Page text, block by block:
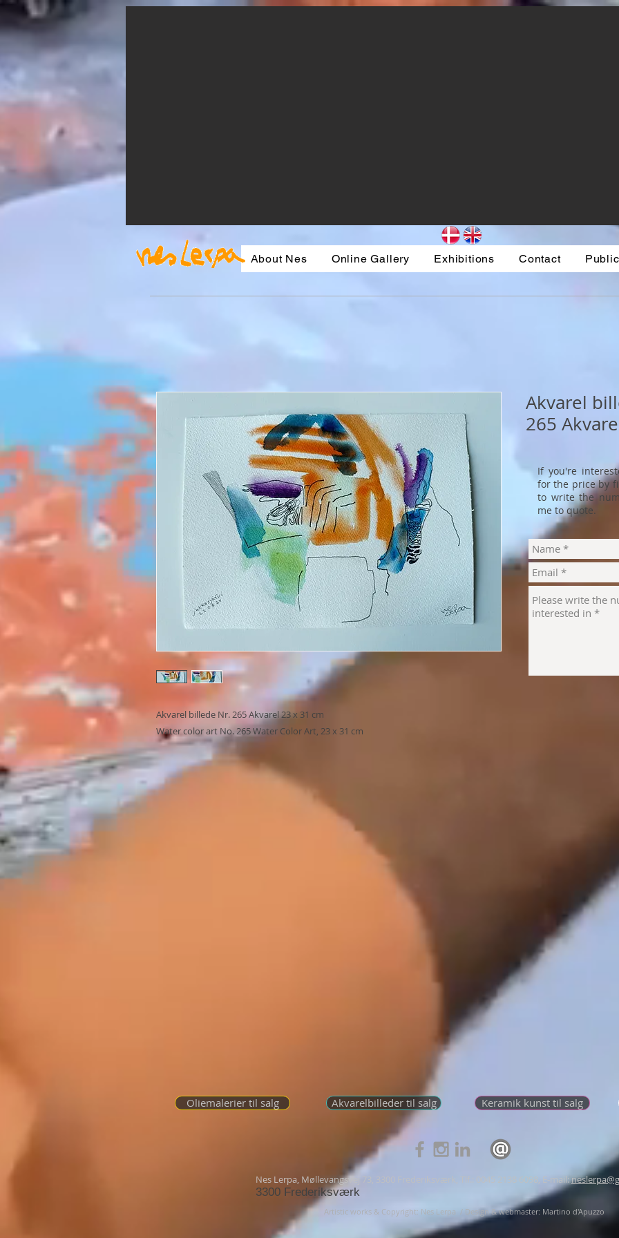
About Nes Online Gallery Exhibitions Contact
If you're
for the price by
to write the
me to quote.
Akvarel billede Nr. 265 Akvarel 23 x 31 cm
Water color art No. 265 Water Color Art, 23 x 31 cm
Akvarel
265
Oliemalerier til salg Akvarelbilleder til salg Keramik kunst til salg
Nes Lerpa, Møllevangsvej 73, 3300 Frederiksværk, Tlf.: 0045 2138 6098, E-mail:
3300 Frederiksværk
Artistic works & Copyright: Nes Lerpa / Design & webmaster: Martino d'Apuzzo